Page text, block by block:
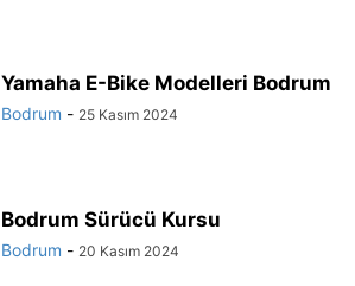
Yamaha E-Bike Modelleri Bodrum
Bodrum - 25 Kasım 2024
Bodrum Sürücü Kursu
Bodrum - 20 Kasım 2024